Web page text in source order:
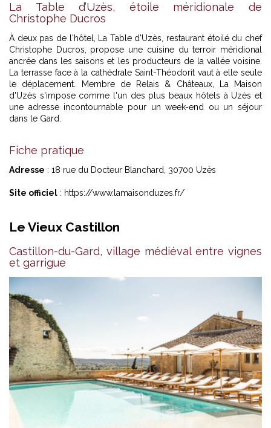
La Table d’Uzès, étoile méridionale de
Christophe Ducros
À deux pas de l'hôtel, La Table d'Uzès, restaurant étoilé du chef
Christophe Ducros, propose une cuisine du terroir méridional
ancrée dans les saisons et les producteurs de la vallée voisine.
La terrasse face à la cathédrale Saint-Théodorit vaut à elle seule
le déplacement. Membre de Relais & Châteaux, La Maison
d'Uzès s'impose comme l'un des plus beaux hôtels à Uzès et
une adresse incontournable pour un week-end ou un séjour
dans le Gard.
Fiche pratique
Adresse : 18 rue du Docteur Blanchard, 30700 Uzès
Site officiel : https://www.lamaisonduzes.fr/
Le Vieux Castillon
Castillon-du-Gard, village médiéval entre vignes
et garrigue